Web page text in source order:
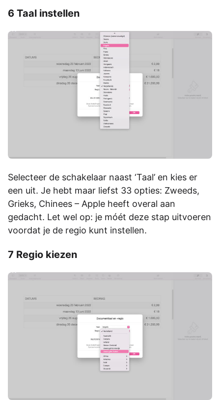
6 Taal instellen
Selecteer de schakelaar naast ‘Taal’ en kies er
een uit. Je hebt maar liefst 33 opties: Zweeds,
Grieks, Chinees – Apple heeft overal aan
gedacht. Let wel op: je móét deze stap uitvoeren
voordat je de regio kunt instellen.
7 Regio kiezen